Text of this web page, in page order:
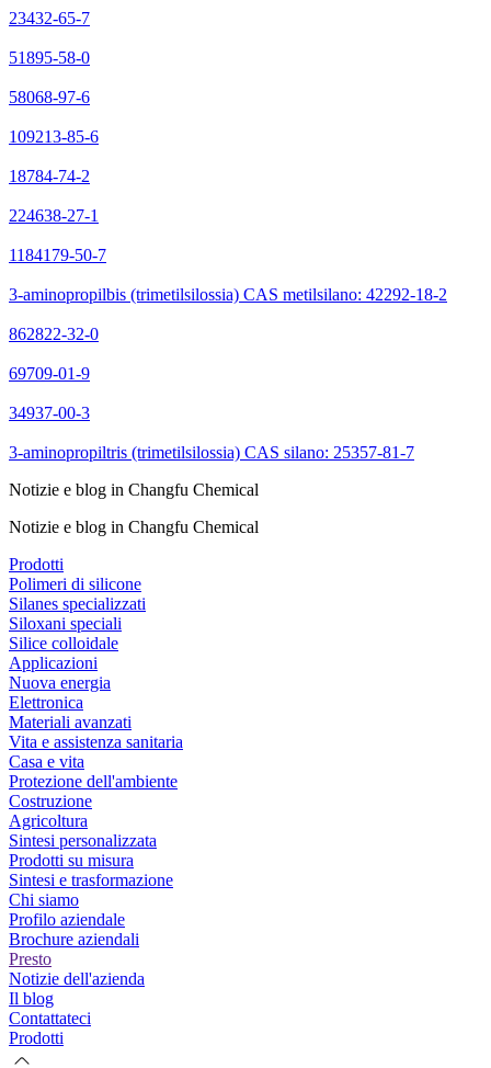
23432-65-7
51895-58-0
58068-97-6
109213-85-6
18784-74-2
224638-27-1
1184179-50-7
3-aminopropilbis (trimetilsilossia) CAS metilsilano: 42292-18-2
862822-32-0
69709-01-9
34937-00-3
3-aminopropiltris (trimetilsilossia) CAS silano: 25357-81-7
Notizie e blog in Changfu Chemical
Notizie e blog in Changfu Chemical
Prodotti
Polimeri di silicone
Silanes specializzati
Siloxani speciali
Silice colloidale
Applicazioni
Nuova energia
Elettronica
Materiali avanzati
Vita e assistenza sanitaria
Casa e vita
Protezione dell'ambiente
Costruzione
Agricoltura
Sintesi personalizzata
Prodotti su misura
Sintesi e trasformazione
Chi siamo
Profilo aziendale
Brochure aziendali
Presto
Notizie dell'azienda
Il blog
Contattateci
Prodotti